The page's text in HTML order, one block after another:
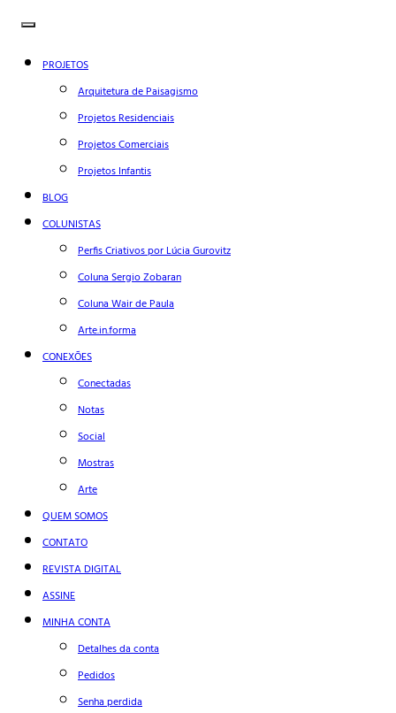
PROJETOS
Arquitetura de Paisagismo
Projetos Residenciais
Projetos Comerciais
Projetos Infantis
BLOG
COLUNISTAS
Perfis Criativos por Lúcia Gurovitz
Coluna Sergio Zobaran
Coluna Wair de Paula
Arte.in.forma
CONEXÕES
Conectadas
Notas
Social
Mostras
Arte
QUEM SOMOS
CONTATO
REVISTA DIGITAL
ASSINE
MINHA CONTA
Detalhes da conta
Pedidos
Senha perdida